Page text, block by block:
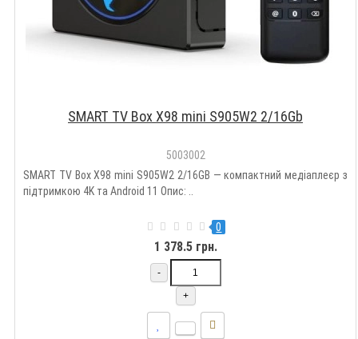
SMART TV Box X98 mini S905W2 2/16Gb
5003002
SMART TV Box X98 mini S905W2 2/16GB — компактний медіаплеєр з
підтримкою 4K та Android 11 Опис: ..
0
1 378.5 грн.
-
+